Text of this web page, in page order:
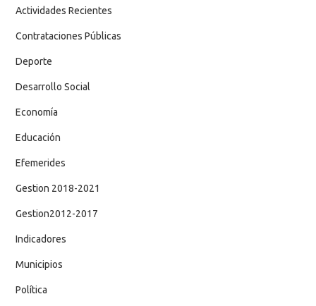
Actividades Recientes
Contrataciones Públicas
Deporte
Desarrollo Social
Economía
Educación
Efemerides
Gestion 2018-2021
Gestion2012-2017
Indicadores
Municipios
Política